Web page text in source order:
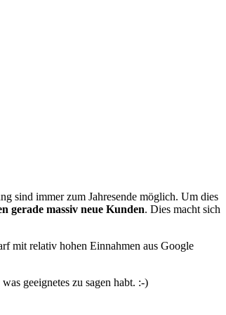
sind immer zum Jahresende möglich. Um dies
gerade massiv neue Kunden. Dies macht sich
mit relativ hohen Einnahmen aus Google
geeignetes zu sagen habt. :-)